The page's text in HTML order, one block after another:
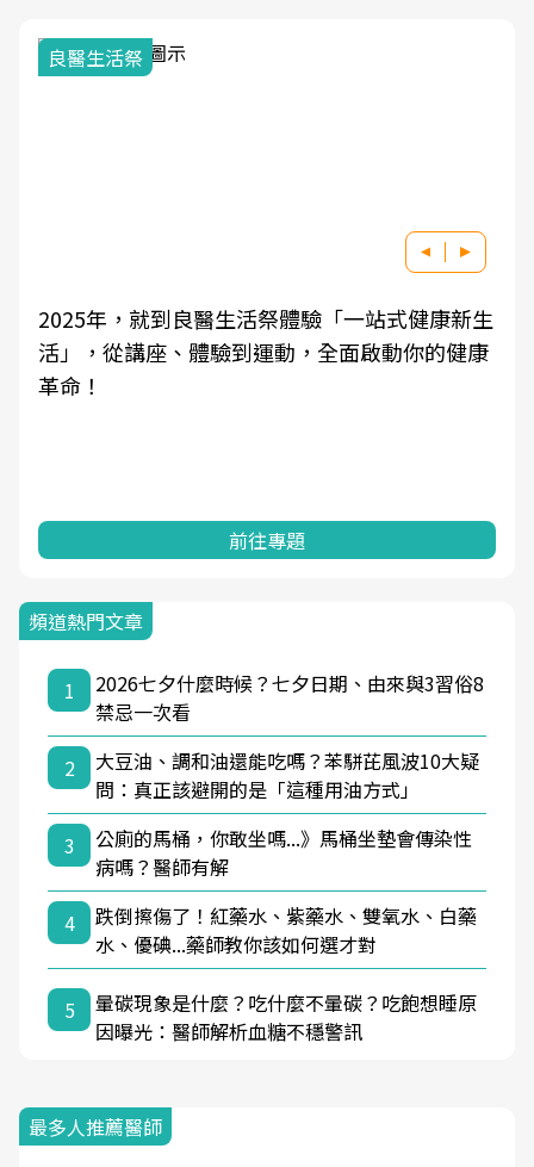
良醫生活祭
2025年，就到良醫生活祭體驗「一站式健康新生
活」，從講座、體驗到運動，全面啟動你的健康
革命！
前往專題
頻道熱門文章
1
2026七夕什麼時候？七夕日期、由來與3習俗8
禁忌一次看
2
大豆油、調和油還能吃嗎？苯駢芘風波10大疑
問：真正該避開的是「這種用油方式」
3
公廁的馬桶，你敢坐嗎...》馬桶坐墊會傳染性
病嗎？醫師有解
4
跌倒擦傷了！紅藥水、紫藥水、雙氧水、白藥
水、優碘...藥師教你該如何選才對
5
暈碳現象是什麼？吃什麼不暈碳？吃飽想睡原
因曝光：醫師解析血糖不穩警訊
最多人推薦醫師